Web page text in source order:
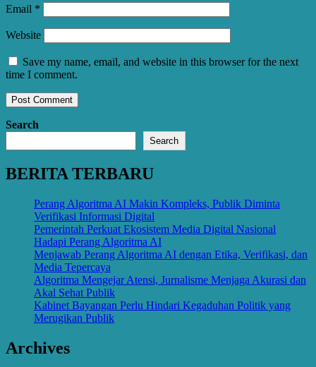
Email *
Website
Save my name, email, and website in this browser for the next
time I comment.
Search
Search
BERITA TERBARU
Perang Algoritma AI Makin Kompleks, Publik Diminta
Verifikasi Informasi Digital
Pemerintah Perkuat Ekosistem Media Digital Nasional
Hadapi Perang Algoritma AI
Menjawab Perang Algoritma AI dengan Etika, Verifikasi, dan
Media Tepercaya
Algoritma Mengejar Atensi, Jurnalisme Menjaga Akurasi dan
Akal Sehat Publik
Kabinet Bayangan Perlu Hindari Kegaduhan Politik yang
Merugikan Publik
Archives